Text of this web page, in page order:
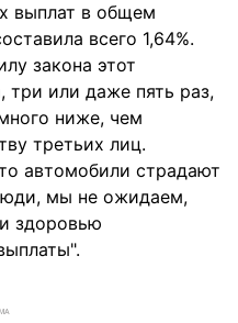
выплат в общем
всего 1,64%.
закона этот
три или даже пять раз,
ниже, чем
третьих лиц.
автомобили страдают
мы не ожидаем,
здоровью